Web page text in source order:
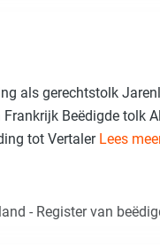
als gerechtstolk
Beëdigde tolk
tot Vertaler Lees
- Register van